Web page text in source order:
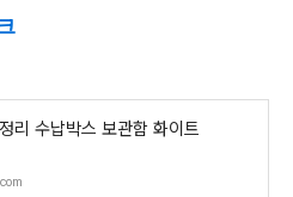
리 수납박스 보관함 화이트